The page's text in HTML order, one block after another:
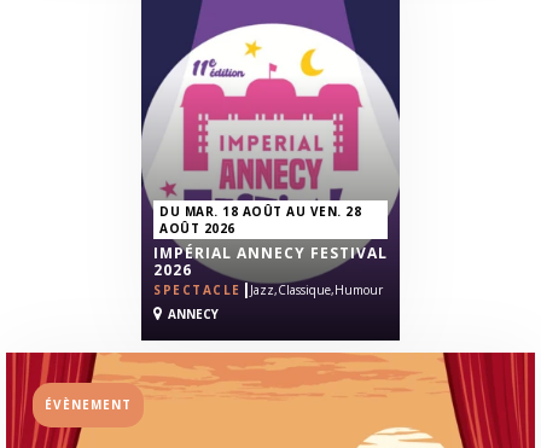
DU MAR. 18 AOÛT AU VEN. 28
AOÛT 2026
IMPÉRIAL ANNECY FESTIVAL
2026
SPECTACLE |Jazz,Classique,Humour
ANNECY
ÉVÈNEMENT